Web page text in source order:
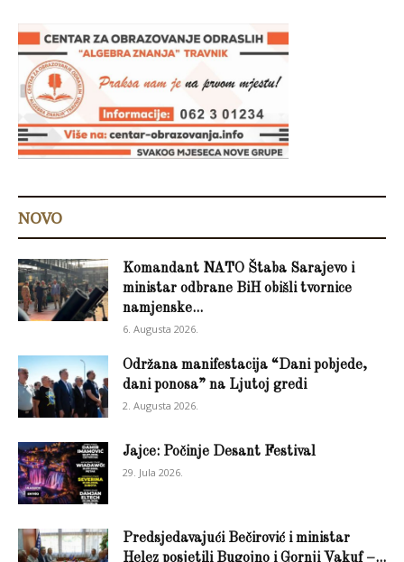
NOVO
Komandant NATO Štaba Sarajevo i
ministar odbrane BiH obišli tvornice
namjenske...
6. Augusta 2026.
Održana manifestacija “Dani pobjede,
dani ponosa” na Ljutoj gredi
2. Augusta 2026.
Jajce: Počinje Desant Festival
29. Jula 2026.
Predsjedavajući Bečirović i ministar
Helez posjetili Bugojno i Gornji Vakuf –...